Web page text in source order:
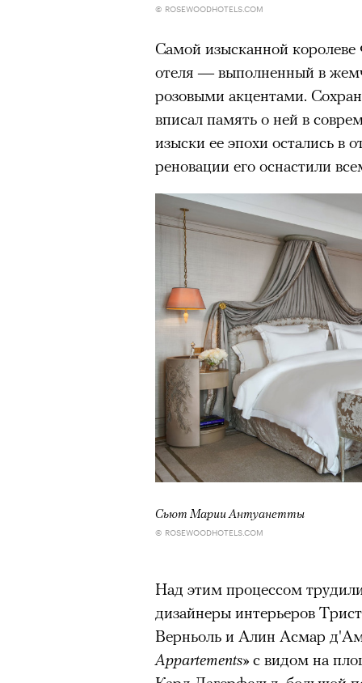
© ROSEWOODHOTELS.COM
Самой изысканной
отеля — выполненный в
розовыми акцентами.
вписал память о ней в
изыски ее эпохи остались в
реновации его оснастили
Сьют Марии Антуанетты
© ROSEWOODHOTELS.COM
Над этим процессом
дизайнеры интерьеров
Верньоль и Алин Асмар
Appartements» с видом на
устойчивость,
готовность переносить
Опыт восхождений
делая человека более
30 июля 2026 года в
известный непальский
из десяти человек, которую
склоне Броуд-Пик. 2
погибших. Бывший
историческому рекорду —
человеком, дважды
планеты без использования